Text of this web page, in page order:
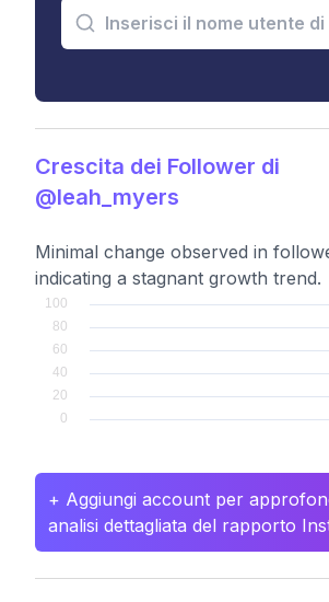
Crescita dei Follower di
@leah_myers
Minimal change observed in
indicating a stagnant growth trend.
+ Aggiungi account per
analisi dettagliata del rapporto